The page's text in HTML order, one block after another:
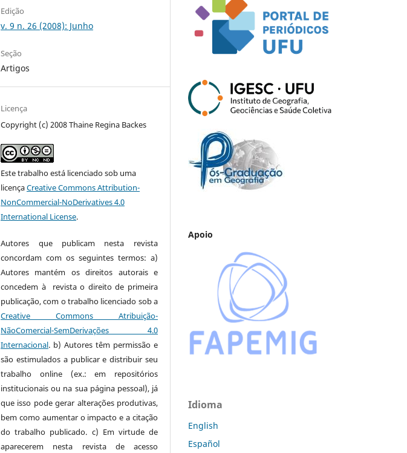
Edição
v. 9 n. 26 (2008): Junho
Seção
Artigos
Licença
Copyright (c) 2008 Thaine Regina Backes
Este trabalho está licenciado sob uma
licençaCreative Commons Attribution-
NonCommercial-NoDerivatives 4.0
International License.
Autores que publicam nesta revista
concordam com os seguintes termos: a)
Autores mantém os direitos autorais e
concedem à revista o direito de primeira
publicação, com o trabalho licenciado sob a
Creative Commons Atribuição-
NãoComercial-SemDerivações 4.0
Internacional. b) Autores têm permissão e
são estimulados a publicar e distribuir seu
trabalho online (ex.: em repositórios
institucionais ou na sua página pessoal), já
que isso pode gerar alterações produtivas,
bem como aumentar o impacto e a citação
do trabalho publicado. c) Em virtude de
aparecerem nesta revista de acesso
Apoio
Idioma
English
Español